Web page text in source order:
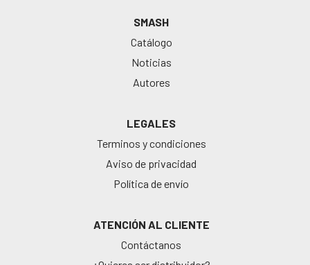
SMASH
Catálogo
Noticias
Autores
LEGALES
Terminos y condiciones
Aviso de privacidad
Política de envío
ATENCIÓN AL CLIENTE
Contáctanos